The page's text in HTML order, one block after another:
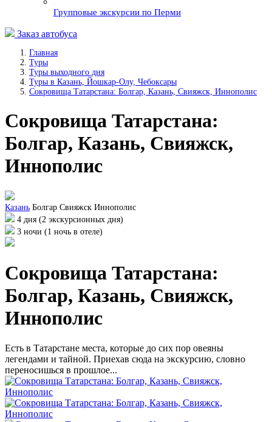
Групповые экскурсии по Перми
Заказ автобуса
Главная
Туры
Туры выходного дня
Туры в Казань, Йошкар-Олу, Чебоксары
Сокровища Татарстана: Болгар, Казань, Свияжск, Иннополис
Сокровища Татарстана:
Болгар, Казань, Свияжск,
Иннополис
Казань Болгар Свияжск Иннополис
4 дня (2 экскурсионных дня)
3 ночи (1 ночь в отеле)
Сокровища Татарстана:
Болгар, Казань, Свияжск,
Иннополис
Есть в Татарстане места, которые до сих пор овеяны
легендами и тайной. Приехав сюда на экскурсию, словно
переносишься в прошлое...